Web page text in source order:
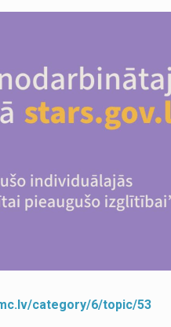
category/6/topic/53